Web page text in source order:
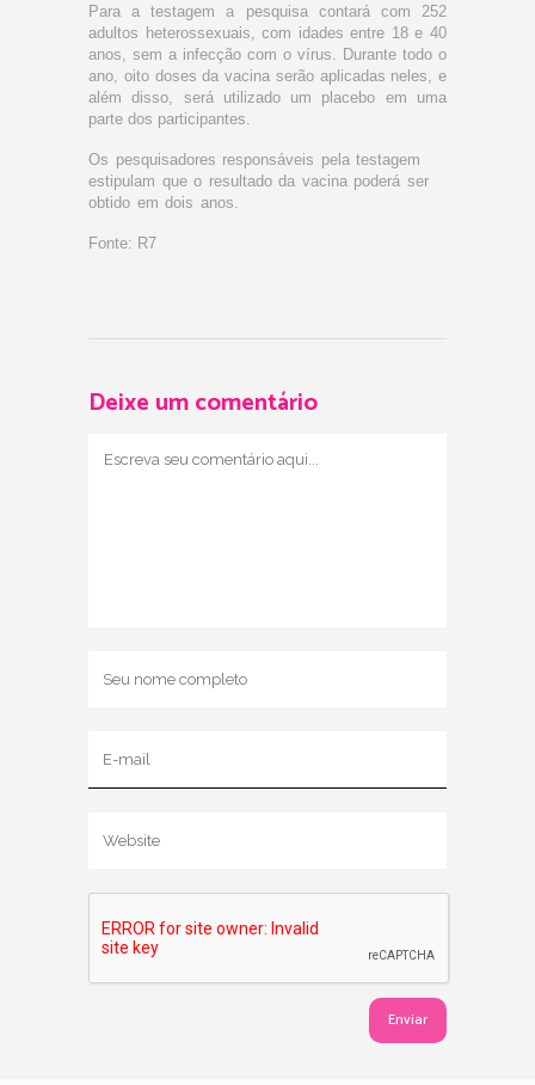
Para a testagem a pesquisa contará com 252
adultos heterossexuais, com idades entre 18 e 40
anos, sem a infecção com o vírus. Durante todo o
ano, oito doses da vacina serão aplicadas neles, e
além disso, será utilizado um placebo em uma
parte dos participantes.
Os pesquisadores responsáveis pela testagem
estipulam que o resultado da vacina poderá ser
obtido em dois anos.
Fonte: R7
Deixe um comentário